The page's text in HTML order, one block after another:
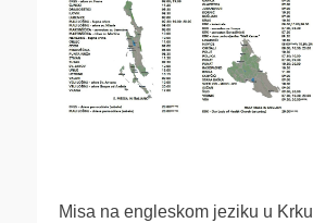
Misa na engleskom jeziku u Krku